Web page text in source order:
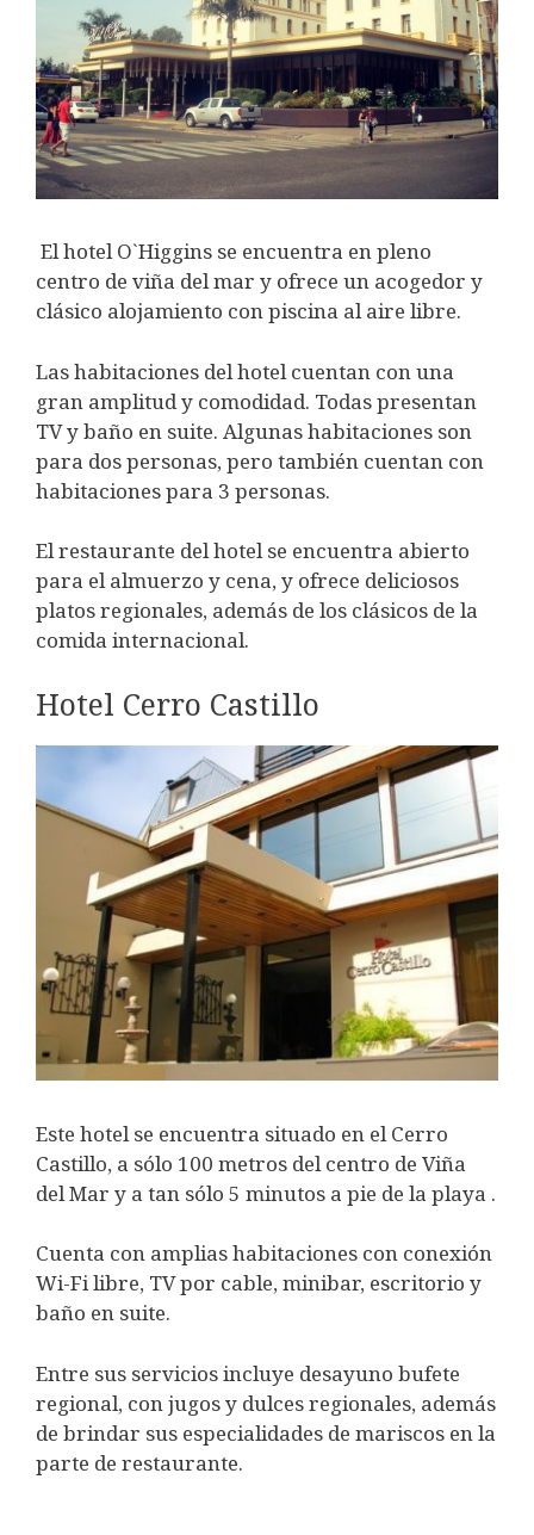
El hotel O`Higgins se encuentra en pleno
centro de viña del mar y ofrece un acogedor y
clásico alojamiento con piscina al aire libre.
Las habitaciones del hotel cuentan con una
gran amplitud y comodidad. Todas presentan
TV y baño en suite. Algunas habitaciones son
para dos personas, pero también cuentan con
habitaciones para 3 personas.
El restaurante del hotel se encuentra abierto
para el almuerzo y cena, y ofrece deliciosos
platos regionales, además de los clásicos de la
comida internacional.
Hotel Cerro Castillo
Este hotel se encuentra situado en el Cerro
Castillo, a sólo 100 metros del centro de Viña
del Mar y a tan sólo 5 minutos a pie de la playa .
Cuenta con amplias habitaciones con conexión
Wi-Fi libre, TV por cable, minibar, escritorio y
baño en suite.
Entre sus servicios incluye desayuno bufete
regional, con jugos y dulces regionales, además
de brindar sus especialidades de mariscos en la
parte de restaurante.